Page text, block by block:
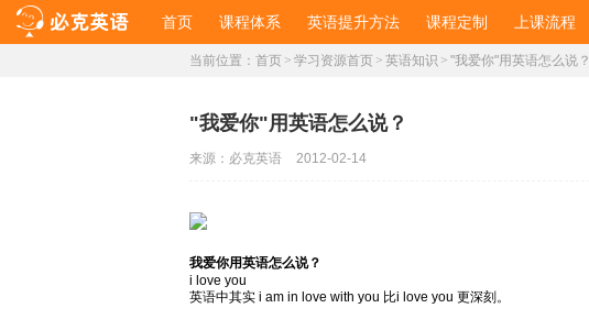
首页 课程体系 英语提升方法 课程定制 上课流程
当前位置： 首页 > 学习资源首页 > 英语知识 > "我爱你"用英语怎么说？
"我爱你"用英语怎么说？
来源： 必克英语 2012-02-14
我爱你用英语怎么说？
i love you
英语中其实 i am in love with you 比i love you 更深刻。